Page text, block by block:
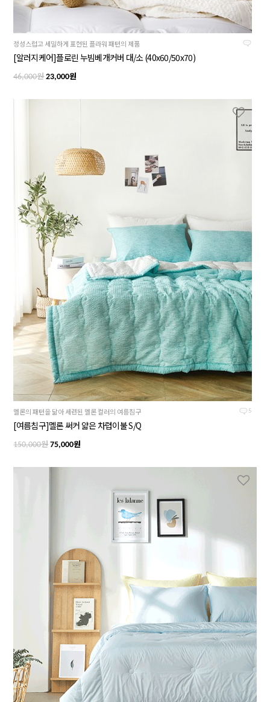
정성스럽고 세밀하게 표현된 플라워 패턴의 제품
[알러지케어]플로린 누빔베개커버 대/소 (40x60/50x70)
46,000원23,000원
5
멜론의 패턴을 닮아 세련된 멜론 컬러의 여름침구
[여름침구]멜론 써커 얇은 차렵이불 S/Q
150,000원75,000원